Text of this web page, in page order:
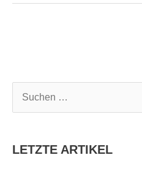
u
e
LETZTE ARTIKEL